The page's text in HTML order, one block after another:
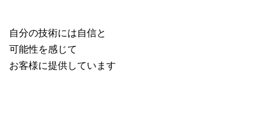
自分の技術には自信と
可能性を感じて
お客様に提供しています